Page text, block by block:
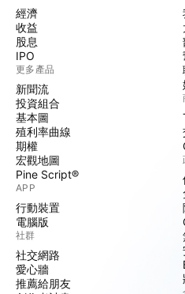
經濟
收益
股息
IPO
更多產品
新聞流
投資組合
基本圖
殖利率曲線
期權
宏觀地圖
Pine Script®
APP
行動裝置
電腦版
社群
社交網路
愛心牆
推薦給朋友